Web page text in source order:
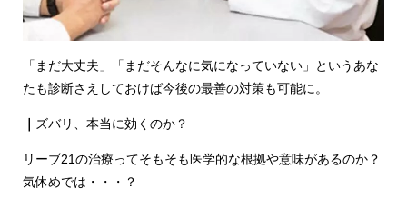
「まだ大丈夫」「まだそんなに気になっていない」というあな
たも診断さえしておけば今後の最善の対策も可能に。
ズバリ、本当に効くのか？
リーブ21の治療ってそもそも医学的な根拠や意味があるのか？
気休めでは・・・？